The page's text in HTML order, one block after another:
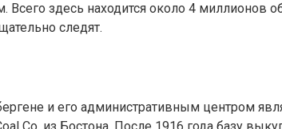
Всего здесь находится около 4
следят.
и его административным центром